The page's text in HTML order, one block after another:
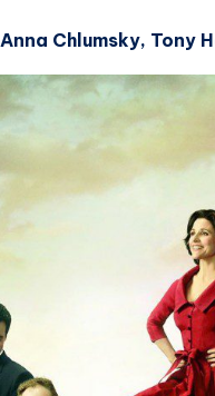
Anna Chlumsky, Tony